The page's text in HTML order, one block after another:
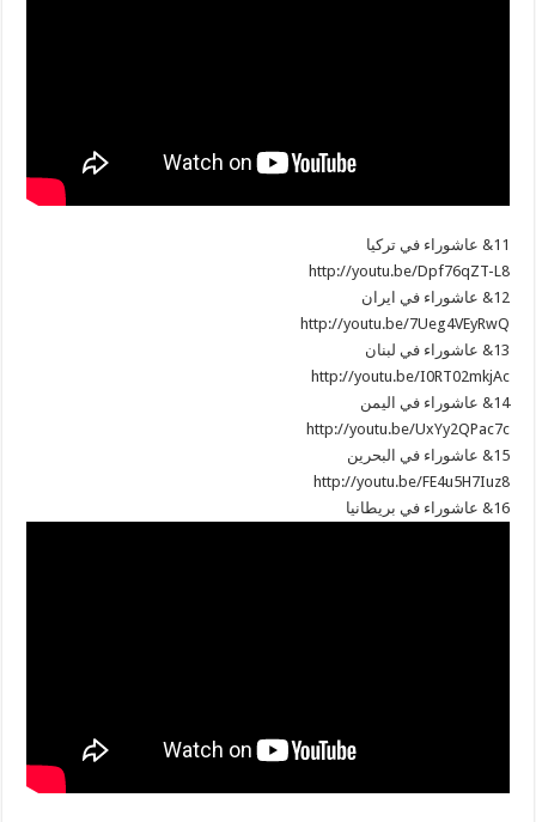
11& عاشوراء في تركيا
http://youtu.be/Dpf76qZT-L8
12& عاشوراء في ايران
http://youtu.be/7Ueg4VEyRwQ
13& عاشوراء في لبنان
http://youtu.be/I0RT02mkjAc
14& عاشوراء في اليمن
http://youtu.be/UxYy2QPac7c
15& عاشوراء في البحرين
http://youtu.be/FE4u5H7Iuz8
16& عاشوراء في بريطانيا